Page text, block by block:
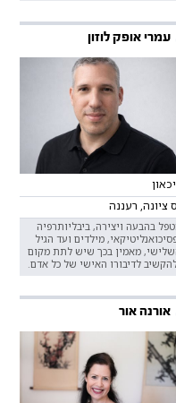
עמרי אופק לוזון
ציונה, רעננה
בהבעה ויצירה, ביבליותרפיה
מילדים ועד הגיל
מאמין בכך שיש לתת מקום
לדיבורו האישי של כל אדם.
אורנה אור